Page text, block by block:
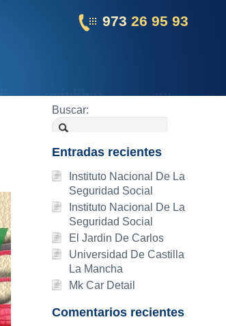
973 26 95 93
Buscar:
Entradas recientes
Instituto Nacional De La
Seguridad Social
Instituto Nacional De La
Seguridad Social
El Jardin De Carlos
Universidad De Castilla
La Mancha
Mk Car Detail
Comentarios recientes